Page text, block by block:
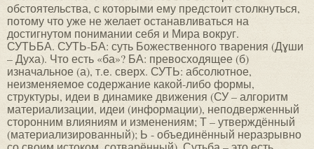
обстоятельства, с которыми ему предстоит столкнуться,
потому что уже не желает останавливаться на
достигнутом понимании себя и Мира вокруг.
СУТЬБА. СУТЬ-БА: суть Божественного тварения (Дɣши
– Духа). Что есть «ба»? БА: превосходящее (б)
изначальное (а), т.е. сверх. СУТЬ: абсолютное,
неизменяемое содержание какой-либо формы,
структуры, идеи в динамике движения (СУ – алгоритм
материализации, идеи (информации), неподверженный
сторонним влияниям и изменениям; Т – утверждённый
(материализированный); Ь - объединённый неразрывно